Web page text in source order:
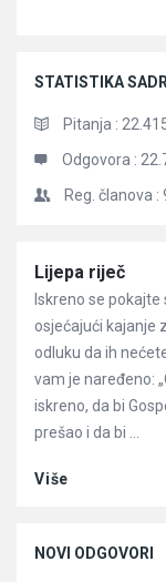
STATISTIKA
Pitanja :
Odgovora :
Reg. članova :
Članci
Lijepa riječ
Iskreno se
osjećajući kajanje
odluku da ih
vam je naređeno:
iskreno, da bi
prešao i da bi ...
Više
NOVI ODGOVORI